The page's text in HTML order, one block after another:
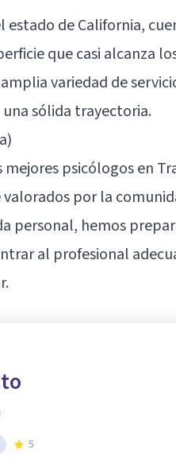
estado de California,
que casi alcanza
variedad de
sólida trayectoria.
psicólogos en
por la
personal, hemos
al profesional
5